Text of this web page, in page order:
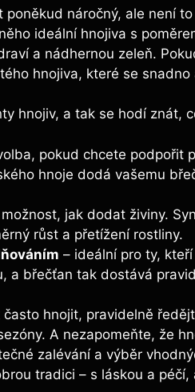
náročný, ale není
ideální hnojiva s
a nádhernou⁤ zeleň.
hnojiva, které se
hnojiv, ⁢a ​tak se hodí znát,
pokud chcete podpořit
hnoje dodá vašemu
jak dodat živiny.
růst a‍ přetížení rostliny.
– ideální⁢ pro ty,
a ⁣břečťan tak dostává
hnojit, pravidelně‍
A nezapomeňte, že
zalévání a ​výběr
tradici – s ⁢láskou a